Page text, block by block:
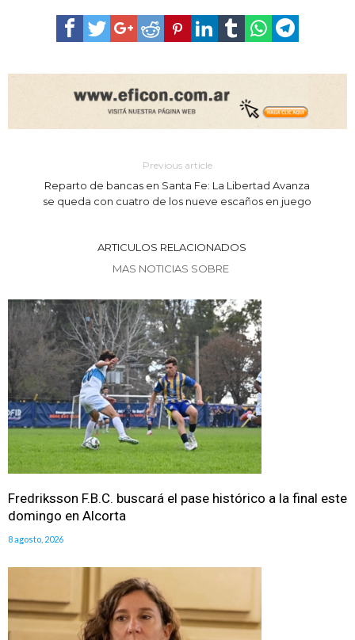
Previous article
Reparto de bancas en Santa Fe: La Libertad Avanza
se queda con cuatro de los nueve escaños en juego
ARTICULOS RELACIONADOS
MAS NOTICIAS SOBRE
Fredriksson F.B.C. buscará el pase histórico a la final este
domingo en Alcorta
8 agosto, 2026